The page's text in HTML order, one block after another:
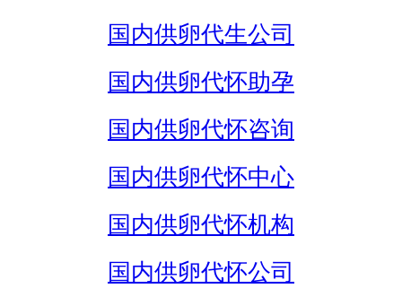
国内供卵代生公司
国内供卵代怀助孕
国内供卵代怀咨询
国内供卵代怀中心
国内供卵代怀机构
国内供卵代怀公司